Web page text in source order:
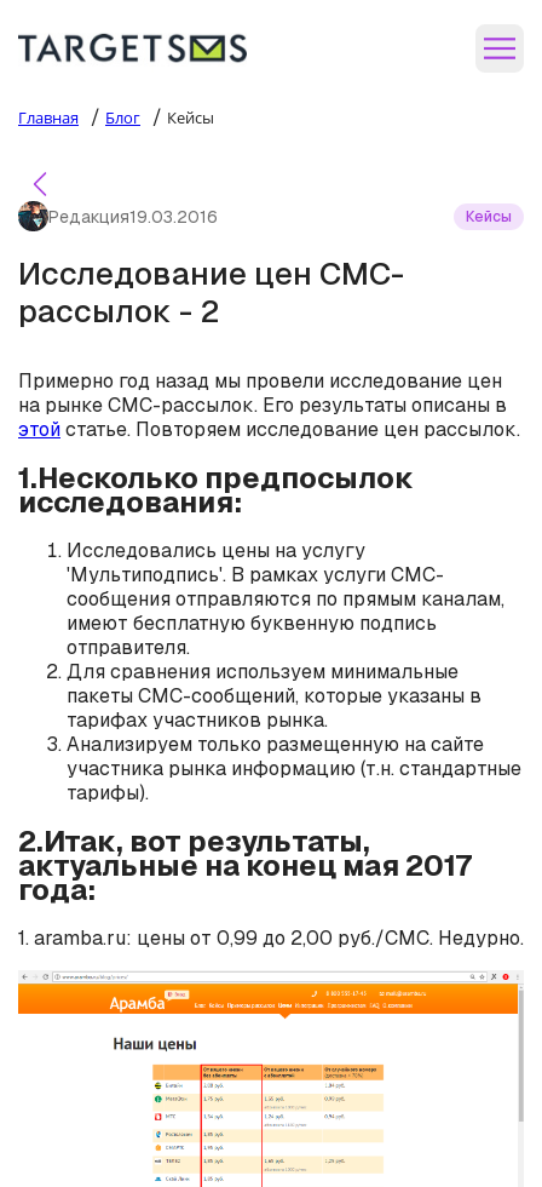
Главная / Блог / Кейсы
Редакция19.03.2016 Кейсы
Исследование цен СМС-
рассылок - 2
Примерно год назад мы провели исследование цен
на рынке СМС-рассылок. Его результаты описаны в
этойстатье. Повторяем исследование цен рассылок.
1.Несколько предпосылок
исследования:
Исследовались цены на услугу
'Мультиподпись'. В рамках услуги СМС-
сообщения отправляются по прямым каналам,
имеют бесплатную буквенную подпись
отправителя.
Для сравнения используем минимальные
пакеты СМС-сообщений, которые указаны в
тарифах участников рынка.
Анализируем только размещенную на сайте
участника рынка информацию (т.н. стандартные
тарифы).
2.Итак, вот результаты,
актуальные на конец мая 2017
года:
1. aramba.ru: цены от 0,99 до 2,00 руб./СМС. Недурно.